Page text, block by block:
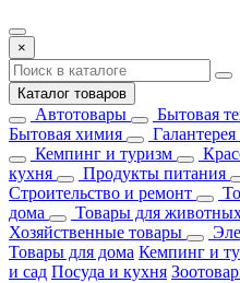
×
Каталог товаров
Автотовары
Бытовая
Бытовая химия
Галантерея
Кемпинг и туризм
кухня
Продукты питания
Строительство и ремонт
дома
Товары для
Хозяйственные товары
Товары для дома Кемпинг и
и сад Посуда и кухня